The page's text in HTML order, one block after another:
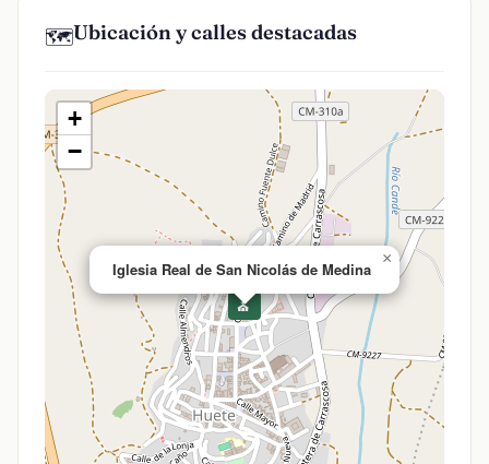
🗺️Ubicación y calles destacadas
⛪
Iglesia Real de San Nicolás de Medina
×
+
−